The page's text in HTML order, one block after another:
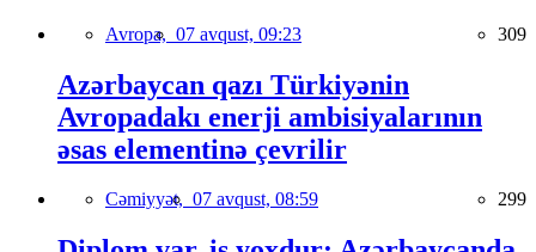
Avropa, 07 avqust, 09:23 309
Azərbaycan qazı Türkiyənin
Avropadakı enerji ambisiyalarının
əsas elementinə çevrilir
Cəmiyyət, 07 avqust, 08:59 299